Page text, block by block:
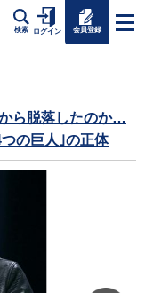
検索 ログイン 会員登録
ら脱落したのか…
の巨人｣の正体